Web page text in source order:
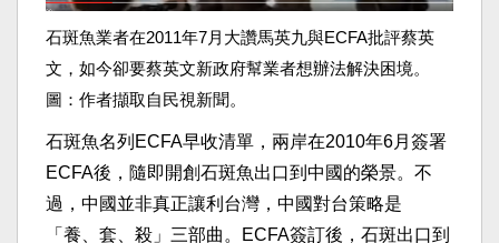
石斑魚業者在2011年7月大讚馬英九與ECFA批評蔡英
文，如今卻要蔡英文新政府幫業者想辦法解決困境。
圖：作者擷取自民視新聞。
石斑魚名列ECFA早收清單，兩岸在2010年6月簽署
ECFA後，隨即開創石斑魚出口到中國的榮景。不
過，中國並非真正讓利台灣，中國對台策略是
「養、套、殺」三部曲。ECFA簽訂後，石斑出口到